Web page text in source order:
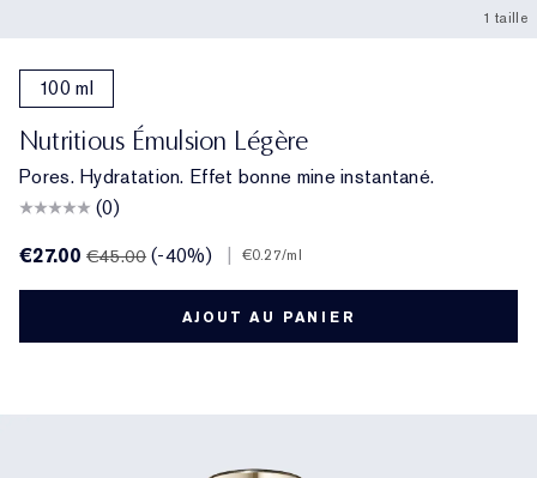
1 taille
100 ml
Nutritious Émulsion Légère
Pores. Hydratation. Effet bonne mine instantané.
(0)
€27.00€45.00 (-40%) €0.27/ml
AJOUT AU PANIER